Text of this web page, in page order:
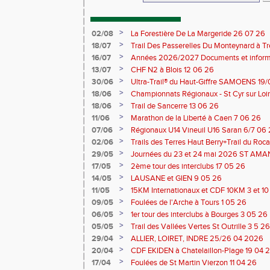
02/08 >
La Forestière De La Margeride 26 07 26
18/07
>
Trail Des Passerelles Du Monteynard à
16/07
>
Années 2026/2027 Documents et
13/07
>
CHF N2 à Blois 12 06 26
30/06
>
Ultra-Trail® du Haut-Giffre SAMOENS
18/06
>
Championnats Régionaux - St Cyr sur
Saran 13/14 06 26
18/06 >
Trail de Sancerre 13 06 26
11/06
>
Marathon de la Liberté à Caen 7 06 26
07/06
>
Régionaux U14 Vineuil U16 Saran 6/7 06
02/06
>
Trails des Terres Haut Berry+Trail du
du Berry 30/31 05 2026
29/05 >
Journées du 23 et 24 mai 2026 ST
17/05
>
2ème tour des interclubs 17 05 26
14/05
>
LAUSANE et GIEN 9 05 26
11/05
>
15KM Internationaux et CDF 10KM 3 et
09/05
>
Foulées de l'Arche à Tours 1 05 26
06/05
>
1er tour des interclubs à Bourges 3 05 26
05/05
>
Trail des Vallées Vertes St Outrille 3 5 26
29/04
>
ALLIER, LOIRET, INDRE 25/26 04 2026
20/04
>
CDF EKIDEN à Chatelaillon-Plage 19 04
17/04
> Foulées de St Martin Vierzon 11 04 26